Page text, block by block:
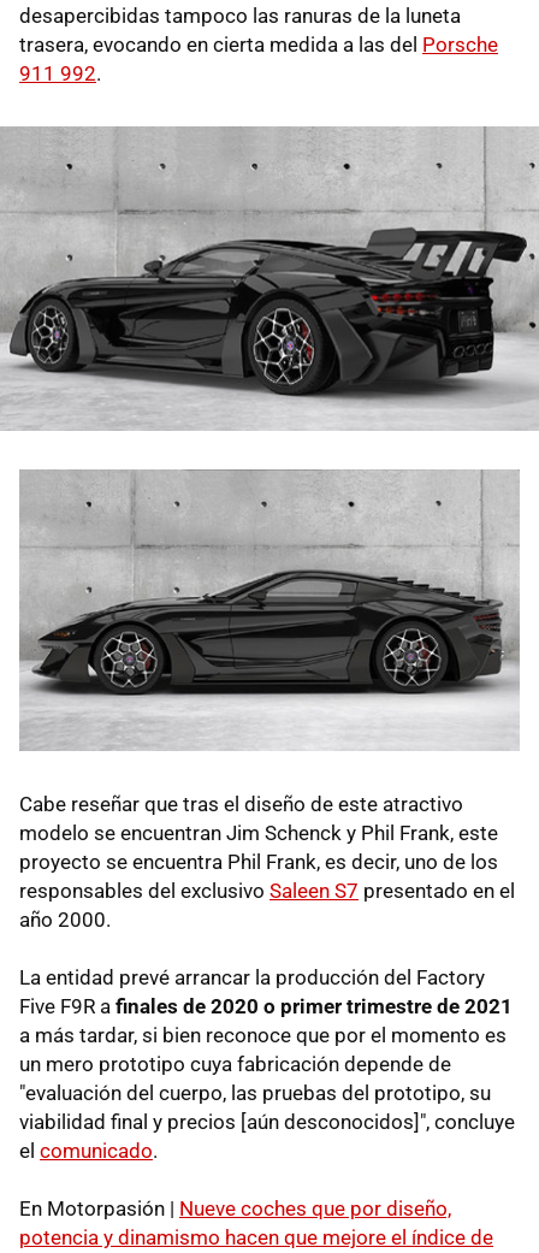
desapercibidas tampoco las ranuras de la luneta
trasera, evocando en cierta medida a las del Porsche
911 992.
Cabe reseñar que tras el diseño de este atractivo
modelo se encuentran Jim Schenck y Phil Frank, este
proyecto se encuentra Phil Frank, es decir, uno de los
responsables del exclusivo Saleen S7 presentado en el
año 2000.
La entidad prevé arrancar la producción del Factory
Five F9R a finales de 2020 o primer trimestre de 2021
a más tardar, si bien reconoce que por el momento es
un mero prototipo cuya fabricación depende de
"evaluación del cuerpo, las pruebas del prototipo, su
viabilidad final y precios [aún desconocidos]", concluye
el comunicado.
En Motorpasión | Nueve coches que por diseño,
potencia y dinamismo hacen que mejore el índice de